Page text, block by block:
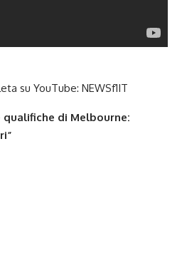
su YouTube: NEWSf1IT
di Melbourne: